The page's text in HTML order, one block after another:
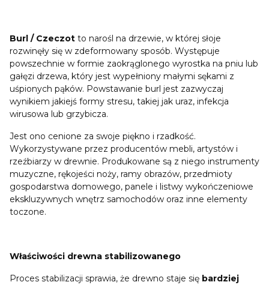
Burl / Czeczot to narośl na drzewie, w której słoje
rozwinęły się w zdeformowany sposób. Występuje
powszechnie w formie zaokrąglonego wyrostka na pniu lub
gałęzi drzewa, który jest wypełniony małymi sękami z
uśpionych pąków. Powstawanie burl jest zazwyczaj
wynikiem jakiejś formy stresu, takiej jak uraz, infekcja
wirusowa lub grzybicza.
Jest ono cenione za swoje piękno i rzadkość.
Wykorzystywane przez producentów mebli, artystów i
rzeźbiarzy w drewnie. Produkowane są z niego instrumenty
muzyczne, rękojeści noży, ramy obrazów, przedmioty
gospodarstwa domowego, panele i listwy wykończeniowe
ekskluzywnych wnętrz samochodów oraz inne elementy
toczone.
Właściwości drewna stabilizowanego
Proces stabilizacji sprawia, że drewno staje się bardziej